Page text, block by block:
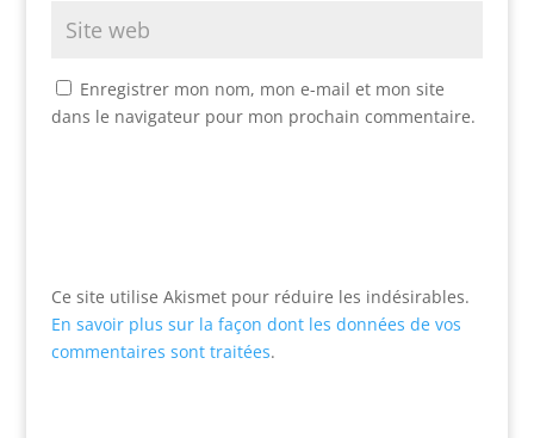
Enregistrer mon nom, mon e-mail et mon site
dans le navigateur pour mon prochain commentaire.
Ce site utilise Akismet pour réduire les indésirables.
En savoir plus sur la façon dont les données de vos
commentaires sont traitées.